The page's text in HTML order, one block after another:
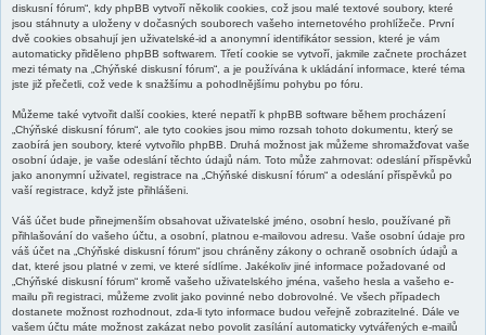
diskusní fórum“, kdy phpBB vytvoří několik cookies, což jsou malé textové soubory, které
jsou stáhnuty a uloženy v dočasných souborech vašeho internetového prohlížeče. První
dvě cookies obsahují jen uživatelské-id a anonymní identifikátor session, které je vám
automaticky přiděleno phpBB softwarem. Třetí cookie se vytvoří, jakmile začnete procházet
mezi tématy na „Chýňské diskusní fórum“, a je používána k ukládání informace, které téma
jste již přečetli, což vede k snažšímu a pohodlnějšímu pohybu po fóru.
Můžeme také vytvořit další cookies, které nepatří k phpBB software během procházení
„Chýňské diskusní fórum“, ale tyto cookies jsou mimo rozsah tohoto dokumentu, který se
zaobírá jen soubory, které vytvořilo phpBB. Druhá možnost jak můžeme shromažďovat vaše
osobní údaje, je vaše odeslání těchto údajů nám. Toto může zahrnovat: odeslání příspěvků
jako anonymní uživatel, registrace na „Chýňské diskusní fórum“ a odeslání příspěvků po
vaší registrace, když jste přihlášeni.
Váš účet bude přinejmenším obsahovat uživatelské jméno, osobní heslo, používané při
přihlašování do vašeho účtu, a osobní, platnou e-mailovou adresu. Vaše osobní údaje pro
váš účet na „Chýňské diskusní fórum“ jsou chráněny zákony o ochraně osobních údajů a
dat, které jsou platné v zemi, ve které sídlíme. Jakékoliv jiné informace požadované od
„Chýňské diskusní fórum“ kromě vašeho uživatelského jména, vašeho hesla a vašeho e-
mailu při registraci, můžeme zvolit jako povinné nebo dobrovolné. Ve všech případech
dostanete možnost rozhodnout, zda-li tyto informace budou veřejně zobrazitelné. Dále ve
vašem účtu máte možnost zakázat nebo povolit zasílání automaticky vytvářených e-mailů